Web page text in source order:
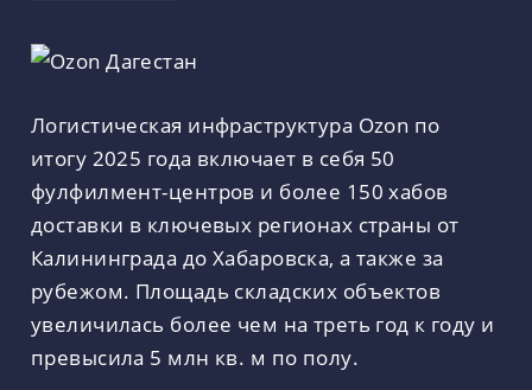
Логистическая инфраструктура Ozon по
итогу 2025 года включает в себя 50
фулфилмент-центров и более 150 хабов
доставки в ключевых регионах страны от
Калининграда до Хабаровска, а также за
рубежом. Площадь складских объектов
увеличилась более чем на треть год к году и
превысила 5 млн кв. м по полу.